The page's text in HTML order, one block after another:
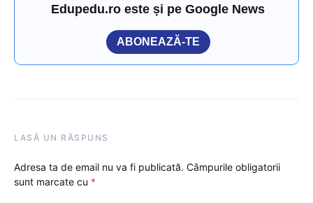
Edupedu.ro este și pe Google News
ABONEAZĂ-TE
LASĂ UN RĂSPUNS
Adresa ta de email nu va fi publicată. Câmpurile obligatorii
sunt marcate cu *